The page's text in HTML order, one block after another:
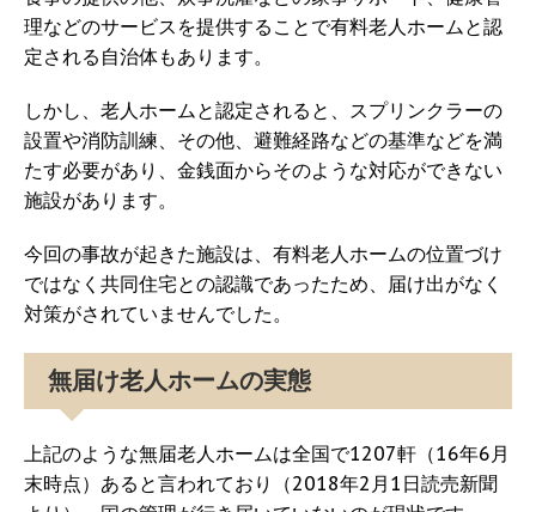
理などのサービスを提供することで有料老人ホームと認
定される自治体もあります。
しかし、老人ホームと認定されると、スプリンクラーの
設置や消防訓練、その他、避難経路などの基準などを満
たす必要があり、金銭面からそのような対応ができない
施設があります。
今回の事故が起きた施設は、有料老人ホームの位置づけ
ではなく共同住宅との認識であったため、届け出がなく
対策がされていませんでした。
無届け老人ホームの実態
上記のような無届老人ホームは全国で1207軒（16年6月
末時点）あると言われており（2018年2月1日読売新聞